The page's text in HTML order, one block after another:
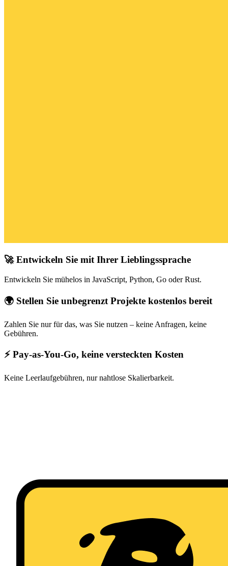
🚀 Entwickeln Sie mit Ihrer Lieblingssprache
Entwickeln Sie mühelos in JavaScript, Python, Go oder Rust.
🌍 Stellen Sie unbegrenzt Projekte kostenlos bereit
Zahlen Sie nur für das, was Sie nutzen – keine Anfragen, keine
Gebühren.
⚡ Pay-as-You-Go, keine versteckten Kosten
Keine Leerlaufgebühren, nur nahtlose Skalierbarkeit.